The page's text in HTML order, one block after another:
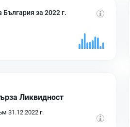
за 2022 г.
Ликвидност
31.12.2022 г.